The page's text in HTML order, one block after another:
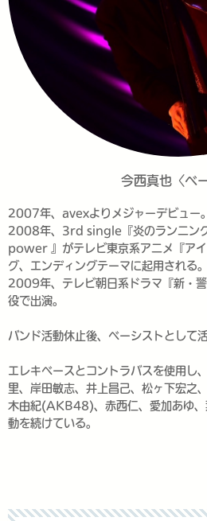
今西真也〈ベ
2007年、avexよりメジャーデビュー。
2008年、3rd single『炎のランニン
power 』がテレビ東京系アニメ『ア
グ、エンディングテーマに起用される。
2009年、テレビ朝日系ドラマ『新・
役で出演。
バンド活動休止後、ベーシストとして
エレキベースとコントラバスを使用し
里、岸田敏志、井上昌己、松ヶ下宏之
木由紀(AKB48)、赤西仁、愛加あゆ、
動を続けている。